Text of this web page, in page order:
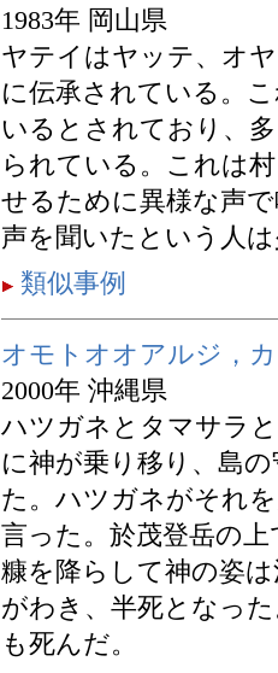
1983年 岡山県
ヤテイはヤッテ、オ
に伝承されている。
いるとされており、
られている。これは
せるために異様な声
声を聞いたという人
類似事例
オモトオオアルジ，
2000年 沖縄県
ハツガネとタマサラ
に神が乗り移り、島
た。ハツガネがそれ
言った。於茂登岳の
糠を降らして神の姿
がわき、半死となっ
も死んだ。